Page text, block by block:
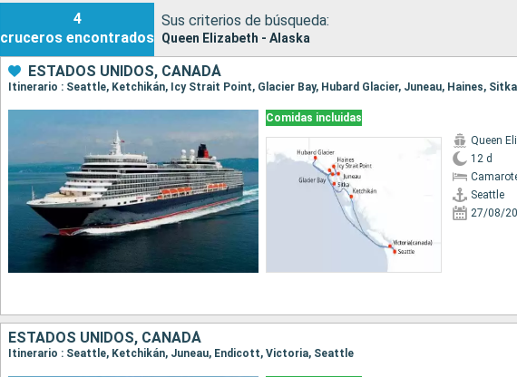
4
cruceros encontrados
Sus criterios de búsqueda:
Queen Elizabeth - Alaska
ESTADOS UNIDOS, CANADÁ
Comidas incluidas
Queen
12 d
Seattle
27/08/
ESTADOS UNIDOS, CANADÁ
Itinerario : Seattle, Ketchikán, Juneau, Endicott, Victoria, Seattle